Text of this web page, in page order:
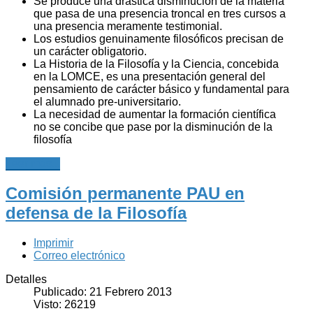
que pasa de una presencia troncal en tres cursos a
una presencia meramente testimonial.
Los estudios genuinamente filosóficos precisan de
un carácter obligatorio.
La Historia de la Filosofía y la Ciencia, concebida
en la LOMCE, es una presentación general del
pensamiento de carácter básico y fundamental para
el alumnado pre-universitario.
La necesidad de aumentar la formación científica
no se concibe que pase por la disminución de la
filosofía
Comisión permanente PAU en
defensa de la Filosofía
Imprimir
Correo electrónico
Detalles
Publicado: 21 Febrero 2013
Visto: 26219